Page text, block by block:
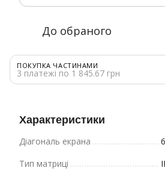
До обраного
ПОКУПКА ЧАСТИНАМИ
3 платежі по 1 845.67 грн
Характеристики
Діагональ екрана
Тип матриці